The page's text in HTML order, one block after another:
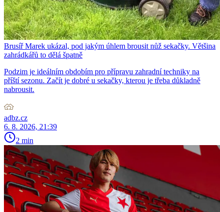
Brusíř Marek ukázal, pod jakým úhlem brousit nůž sekačky. Většina
zahrádkářů to dělá špatně
Podzim je ideálním obdobím pro přípravu zahradní techniky na
příští sezonu. Začít je dobré u sekačky, kterou je třeba důkladně
nabrousit.
adbz.cz
6. 8. 2026, 21:39
2 min